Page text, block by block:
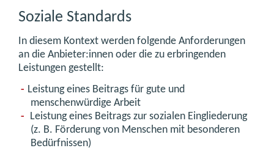
Soziale Standards
In diesem Kontext werden folgende Anforderungen
an die Anbieter:innen oder die zu erbringenden
Leistungen gestellt:
Leistung eines Beitrags für gute und
menschenwürdige Arbeit
Leistung eines Beitrags zur sozialen Eingliederung
(z. B. Förderung von Menschen mit besonderen
Bedürfnissen)